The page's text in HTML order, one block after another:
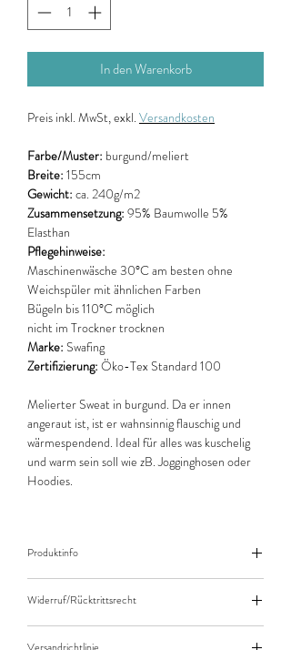
In den Warenkorb
Preis inkl. MwSt, exkl. Versandkosten
Farbe/Muster: burgund/meliert
Breite: 155cm
Gewicht: ca. 240g/m2
Zusammensetzung: 95% Baumwolle 5%
Elasthan
Pflegehinweise:
Maschinenwäsche 30°C am besten ohne
Weichspüler mit ähnlichen Farben
Bügeln bis 110°C möglich
nicht im Trockner trocknen
Marke: Swafing
Zertifizierung: Öko-Tex Standard 100
Melierter Sweat in burgund. Da er innen
angeraut ist, ist er wahnsinnig flauschig und
wärmespendend. Ideal für alles was kuschelig
und warm sein soll wie zB. Jogginghosen oder
Hoodies.
Produktinfo
10cm (0,1m) Länge des Stoffes.
Bei einer Bestellung von zB. 50cm (0,5m)
daher bitte Anzahl 5 eingeben.
Widerruf/Rücktrittsrecht